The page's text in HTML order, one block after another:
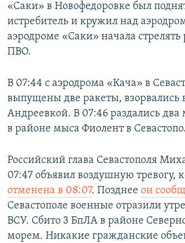
«Саки» в Новофедоровке был
истребитель и кружил над
аэродроме «Саки» начала стрелять
ПВО.
В 07:44 с аэродрома «Кача» в
выпущены две ракеты, взорвались
Андреевкой. В 07:46 раздались
в районе мыса Фиолент в
Российский глава Севастополя
07:47 объявил воздушную тревогу,
отменена в 08:07. Позднее он
Севастополе военные отразили
ВСУ. Сбито 3 БпЛА в районе
морем. Никакие гражданские